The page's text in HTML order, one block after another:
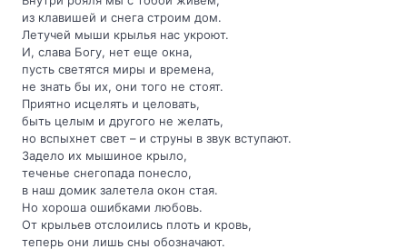
из клавишей и снега строим дом.
Летучей мыши крылья нас укроют.
И, слава Богу, нет еще окна,
пусть светятся миры и времена,
не знать бы их, они того не стоят.
Приятно исцелять и целовать,
быть целым и другого не желать,
но вспыхнет свет – и струны в звук вступают.
Задело их мышиное крыло,
теченье снегопада понесло,
в наш домик залетела окон стая.
Но хороша ошибками любовь.
От крыльев отслоились плоть и кровь,
теперь они лишь сны обозначают.